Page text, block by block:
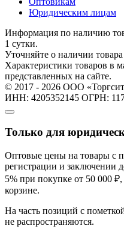
Юридическим лицам
Информация по наличию
1 сутки.
Уточняйте о наличии
Характеристики товаров в
представленных на сайте.
© 2017 - 2026 ООО
ИНН: 4205352145 ОГРН:
Только для
Оптовые цены на товары с
регистрации и заключении
5% при покупке от 50 000 ₽,
корзине.
На часть позиций с
не распространяются.